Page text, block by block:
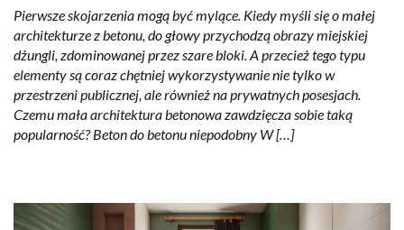
Pierwsze skojarzenia mogą być mylące. Kiedy myśli się o małej
architekturze z betonu, do głowy przychodzą obrazy miejskiej
dżungli, zdominowanej przez szare bloki. A przecież tego typu
elementy są coraz chętniej wykorzystywanie nie tylko w
przestrzeni publicznej, ale również na prywatnych posesjach.
Czemu mała architektura betonowa zawdzięcza sobie taką
popularność? Beton do betonu niepodobny W […]